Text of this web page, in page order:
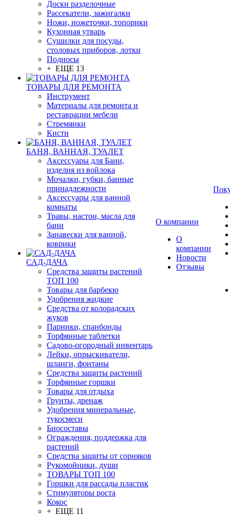
Доски разделочные
Рассекатели, зажигалки
Ножи, ножеточки, топорики
Кухонная утварь
Сушилки для посуды,
столовых приборов, лотки
Подносы
+ ЕЩЕ 13
ТОВАРЫ ДЛЯ РЕМОНТА
Инструмент
Материалы для ремонта и
реставрации мебели
Стремянки
Кисти
БАНЯ, ВАННАЯ, ТУАЛЕТ
Аксессуары для Бани,
изделия из войлока
Мочалки, губки, банные
принадлежности
Аксессуары для ванной
комнаты
Травы, настои, масла для
бани
Занавески для ванной,
коврики
САД-ДАЧА
Средства защиты растений
ТОП 100
Товары для барбекю
Удобрения жидкие
Средства от колорадских
жуков
Парники, спанбонды
Торфянные таблетки
Садово-огородный инвентарь
Лейки, опрыскиватели,
шланги, фонтаны
Средства защиты растений
Торфянные горшки
Товары для отдыха
Грунты, дренаж
Удобрения минеральные,
тукосмеси
Биосоставы
Ограждения, поддержка для
растений
Средства защиты от сорняков
Рукомойники, души
ТОВАРЫ ТОП 100
Горшки для рассады пластик
Стимуляторы роста
Кокос
+ ЕЩЕ 11
О компании
О
компании
Новости
Отзывы